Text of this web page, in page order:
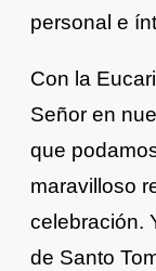
personal e
Con la
Señor en
que
maravilloso
celebración.
de Santo